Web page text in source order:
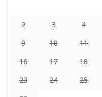
2
3 4
9
10 11
16
17 18
23
24 25